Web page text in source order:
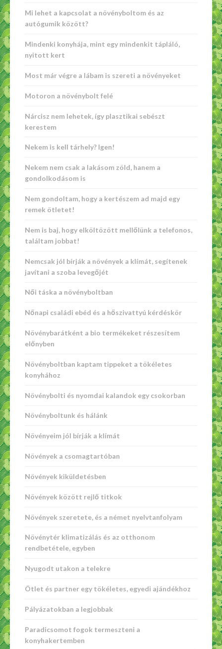
Mi lehet a kapcsolat a növényboltom és az
autógumik között?
Mindenki konyhája, mint egy mindenkit tápláló,
nyitott kert
Most már végre a lábam is szereti a növényeket
Motoron a növénybolt felé
Nárcisz nem lehetek, így plasztikai sebészt
kerestem
Nekem is kell tárhely? Igen!
Nekem nem csak a lakásom zöld, hanem a
gondolkodásom is
Nem gondoltam, hogy a kertészem ad majd egy
remek ötletet!
Nem is baj, hogy elköltözött mellőlünk a telefonos,
találtam jobbat!
Nemcsak jól bírják a növények a klímát, segítenek
javítani a szoba levegőjét
Női táska a növényboltban
Nőnapi családi ebéd és a hőszivattyú kérdéskör
Növénybarátként a bio termékeket részesítem
előnyben
Növényboltban kaptam tippeket a tökéletes
konyhához
Növénybolti és nyomdai kalandok egy csokorban
Növényboltunk és hálánk
Növényeim jól bírják a klímát
Növények a csomagtartóban
Növények kiküldetésben
Növények között rejlő titkok
Növények szeretete, és a német nyelvtanfolyam
Növénytér klimatizálás és az otthonom
rendbetétele, egyben
Nyugodt utakon a telekre
Ötlet és partner egy tökéletes, egyedi ajándékhoz
Pályázatokban a legjobbak
Paradicsomot fogok termeszteni a
konyhakertemben